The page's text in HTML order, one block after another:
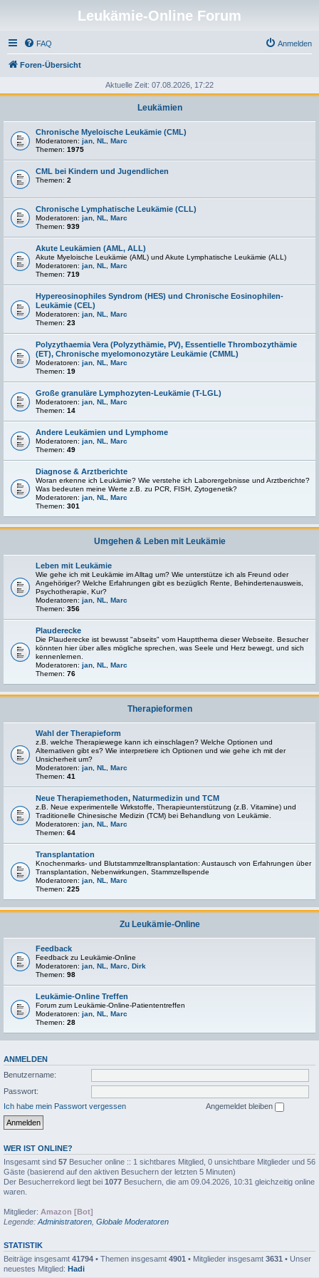
Leukämie-Online Forum
FAQ Anmelden
Foren-Übersicht
Aktuelle Zeit: 07.08.2026, 17:22
Leukämien
Chronische Myeloische Leukämie (CML)
Moderatoren: jan NL
Marc
Themen: 1975
CML bei Kindern und Jugendlichen
Themen: 2
Chronische Lymphatische Leukämie (CLL)
Moderatoren: jan NL
Marc
Themen: 939
Akute Leukämien (AML, ALL)
Akute Myeloische Leukämie (AML) und Akute Lymphatische Leukämie (ALL)
Moderatoren: jan NL
Marc
Themen: 719
Hypereosinophiles Syndrom (HES) und Chronische Eosinophilen-
Leukämie (CEL)
Moderatoren: jan NL
Marc
Themen: 23
Polyzythaemia Vera (Polyzythämie, PV), Essentielle Thrombozythämie
(ET), Chronische myelomonozytäre Leukämie (CMML)
Moderatoren: jan NL
Marc
Themen: 19
Große granuläre Lymphozyten-Leukämie (T-LGL)
Moderatoren: jan NL
Marc
Themen: 14
Andere Leukämien und Lymphome
Moderatoren: jan NL
Marc
Themen: 49
Diagnose & Arztberichte
Woran erkenne ich Leukämie? Wie verstehe ich Laborergebnisse und Arztberichte?
Was bedeuten meine Werte z.B. zu PCR, FISH, Zytogenetik?
Moderatoren: jan NL
Marc
Themen: 301
Umgehen & Leben mit Leukämie
Leben mit Leukämie
Wie gehe ich mit Leukämie im Alltag um? Wie unterstütze ich als Freund oder
Angehöriger? Welche Erfahrungen gibt es bezüglich Rente, Behindertenausweis,
Psychotherapie, Kur?
Moderatoren: jan NL
Marc
Themen: 356
Plauderecke
Die Plauderecke ist bewusst "abseits" vom Hauptthema dieser Webseite. Besucher
könnten hier über alles mögliche sprechen, was Seele und Herz bewegt, und sich
kennenlernen.
Moderatoren: jan NL
Marc
Themen: 76
Therapieformen
Wahl der Therapieform
z.B. welche Therapiewege kann ich einschlagen? Welche Optionen und
Alternativen gibt es? Wie interpretiere ich Optionen und wie gehe ich mit der
Unsicherheit um?
Moderatoren: jan NL
Marc
Themen: 41
Neue Therapiemethoden, Naturmedizin und TCM
z.B. Neue experimentelle Wirkstoffe, Therapieunterstützung (z.B. Vitamine) und
Traditionelle Chinesische Medizin (TCM) bei Behandlung von Leukämie.
Moderatoren: jan NL
Marc
Themen: 64
Transplantation
Knochenmarks- und Blutstammzelltransplantation: Austausch von Erfahrungen über
Transplantation, Nebenwirkungen, Stammzellspende
Moderatoren: jan NL
Marc
Themen: 225
Zu Leukämie-Online
Feedback
Feedback zu Leukämie-Online
Moderatoren: jan NL Marc
Dirk
Themen: 98
Leukämie-Online Treffen
Forum zum Leukämie-Online-Patiententreffen
Moderatoren: jan NL
Marc
Themen: 28
ANMELDEN
Benutzername:
Passwort:
Ich habe mein Passwort vergessen
Angemeldet bleiben
WER IST ONLINE?
Insgesamt sind 57 Besucher online :: 1 sichtbares Mitglied, 0 unsichtbare Mitglieder und 56
Gäste (basierend auf den aktiven Besuchern der letzten 5 Minuten)
Der Besucherrekord liegt bei 1077 Besuchern, die am 09.04.2026, 10:31 gleichzeitig online
waren.
Mitglieder: Amazon [Bot]
Legende: Administratoren Globale Moderatoren
STATISTIK
Beiträge insgesamt 41794 • Themen insgesamt 4901 • Mitglieder insgesamt 3631 • Unser
neuestes Mitglied: Hadi